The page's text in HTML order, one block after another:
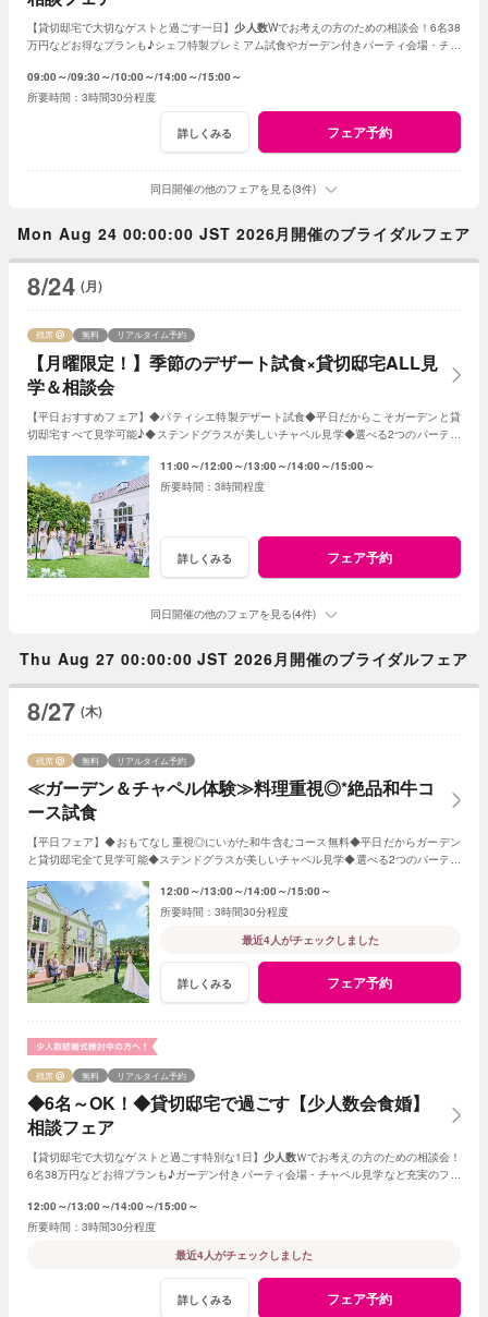
【貸切邸宅で大切なゲストと過ごす一日】少人数Wでお考えの方のための相談会！6名38
万円などお得なプランも♪シェフ特製プレミアム試食やガーデン付きパーティ会場・チャ
09:00～ 09:30～ 10:00～ 14:00～ 15:00～
3時間30分程度
詳しくみる フェア予約
同日開催の他のフェアを見る(3件)
Mon Aug 24 00:00:00 JST 2026月開催のブライダルフェア
8/24 (月)
【月曜限定！】季節のデザート試食×貸切邸宅ALL見
学＆相談会
残席 無料 リアルタイム予約
【平日おすすめフェア】◆パティシエ特製デザート試食◆平日だからこそガーデンと貸
切邸宅すべて見学可能♪◆ステンドグラスが美しいチャペル見学◆選べる2つのパーティ
11:00～ 12:00～ 13:00～ 14:00～ 15:00～
3時間程度
詳しくみる フェア予約
同日開催の他のフェアを見る(4件)
Thu Aug 27 00:00:00 JST 2026月開催のブライダルフェア
8/27 (木)
≪ガーデン＆チャペル体験≫料理重視◎*絶品和牛コ
ース試食
残席 無料 リアルタイム予約
【平日フェア】◆おもてなし重視◎にいがた和牛含むコース無料◆平日だからガーデン
と貸切邸宅全て見学可能◆ステンドグラスが美しいチャペル見学◆選べる2つのパーティ
12:00～ 13:00～ 14:00～ 15:00～
3時間30分程度
最近4人がチェックしました
詳しくみる フェア予約
◆6名～OK！◆貸切邸宅で過ごす【少人数会食婚】
相談フェア
残席 無料 リアルタイム予約
【貸切邸宅で大切なゲストと過ごす特別な1日】少人数Ｗでお考えの方のための相談会！
6名38万円などお得プランも♪ガーデン付きパーティ会場・チャペル見学など充実のフェ
12:00～ 13:00～ 14:00～ 15:00～
3時間30分程度
最近4人がチェックしました
詳しくみる フェア予約